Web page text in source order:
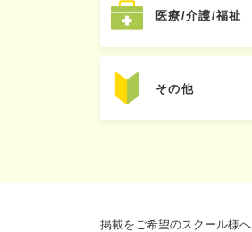
医療/介護/福祉
その他
掲載をご希望のスクール様へ